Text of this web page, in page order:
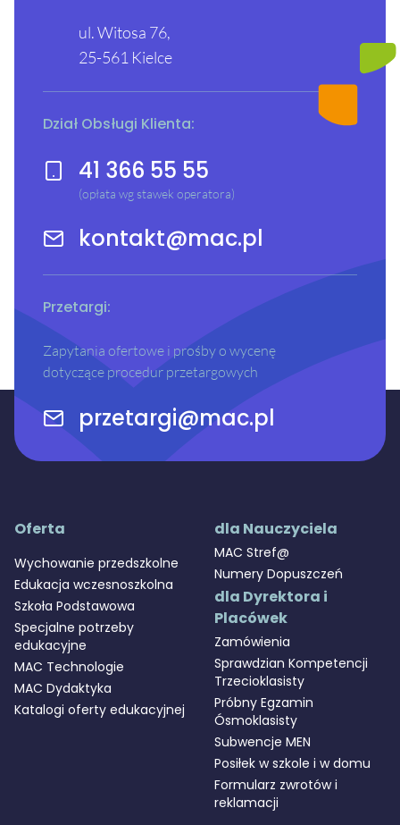
sklep
zapytaj nas MAC Stref@
ul. Witosa 76,
25-561 Kielce
Dział Obsługi Klienta:
41 366 55 55
(opłata wg stawek operatora)
kontakt@mac.pl
Przetargi:
Zapytania ofertowe i prośby o wycenę
dotyczące procedur przetargowych
przetargi@mac.pl
Oferta
Wychowanie przedszkolne
Edukacja wczesnoszkolna
Szkoła Podstawowa
Specjalne potrzeby
edukacyjne
MAC Technologie
MAC Dydaktyka
Katalogi oferty edukacyjnej
dla Nauczyciela
MAC Stref@
Numery Dopuszczeń
dla Dyrektora i
Placówek
Zamówienia
Sprawdzian Kompetencji
Trzecioklasisty
Próbny Egzamin
Ósmoklasisty
Subwencje MEN
Posiłek w szkole i w domu
Formularz zwrotów i
reklamacji